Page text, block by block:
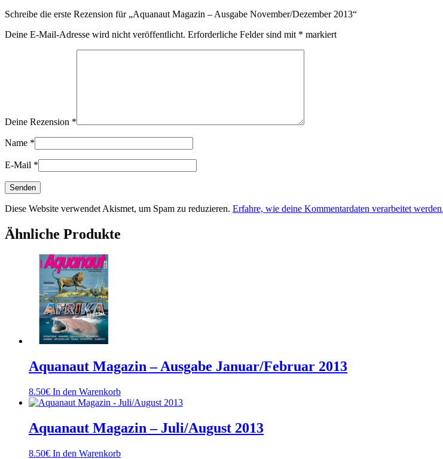
Schreibe die erste Rezension für „Aquanaut Magazin – Ausgabe November/Dezember 2013“
Deine E-Mail-Adresse wird nicht veröffentlicht. Erforderliche Felder sind mit * markiert
Deine Rezension *
Name *
E-Mail *
Diese Website verwendet Akismet, um Spam zu reduzieren. Erfahre, wie deine Kommentardaten verarbeitet werden.
Ähnliche Produkte
Aquanaut Magazin – Ausgabe Januar/Februar 2013
8.50€ In den Warenkorb
Aquanaut Magazin – Juli/August 2013
8.50€ In den Warenkorb